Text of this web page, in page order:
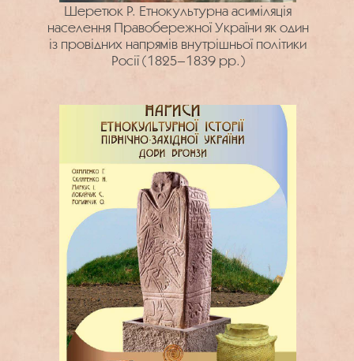
Шеретюк Р. Етнокультурна асиміляція
населення Правобережної України як один
із провідних напрямів внутрішньої політики
Росії (1825–1839 рр.)